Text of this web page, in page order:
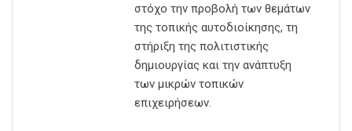
στόχο την προβολή των θεμάτων
της τοπικής αυτοδιοίκησης, τη
στήριξη της πολιτιστικής
δημιουργίας και την ανάπτυξη
των μικρών τοπικών
επιχειρήσεων.